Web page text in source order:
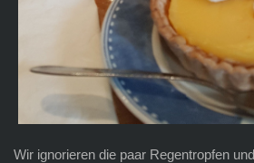
Wir ignorieren die paar Regentropfen